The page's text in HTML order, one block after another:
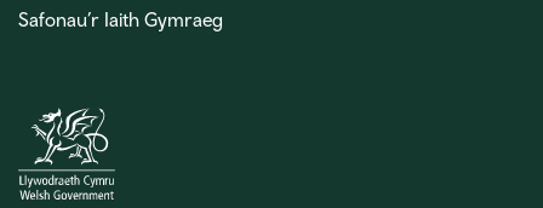
Safonau’r Iaith Gymraeg